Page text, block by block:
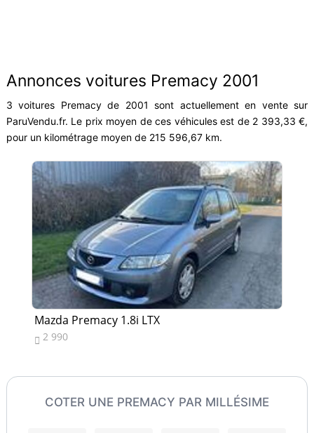
Annonces voitures Premacy 2001
3 voitures Premacy de 2001 sont actuellement en vente sur
ParuVendu.fr. Le prix moyen de ces véhicules est de 2 393,33 €,
pour un kilométrage moyen de 215 596,67 km.
Mazda Premacy 1.8i LTX
 2 990
COTER UNE PREMACY PAR MILLÉSIME